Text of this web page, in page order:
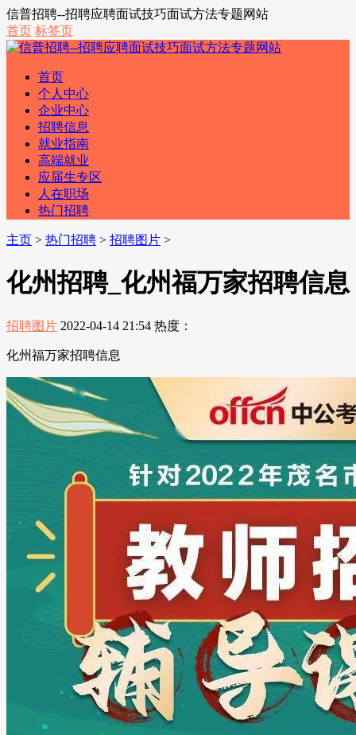
信普招聘--招聘应聘面试技巧面试方法专题网站
首页 标签页
首页
个人中心
企业中心
招聘信息
就业指南
高端就业
应届生专区
人在职场
热门招聘
主页 > 热门招聘 > 招聘图片 >
化州招聘_化州福万家招聘信息
招聘图片 2022-04-14 21:54 热度：
化州福万家招聘信息